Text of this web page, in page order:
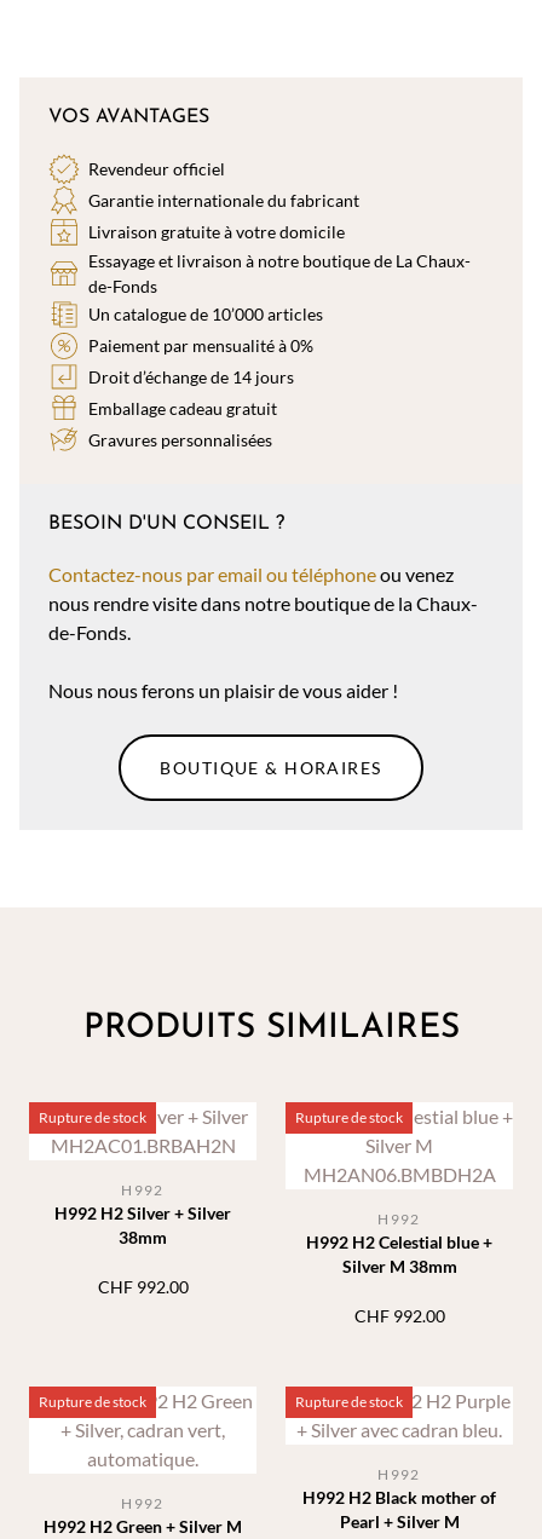
VOS AVANTAGES
Revendeur officiel
Garantie internationale du fabricant
Livraison gratuite à votre domicile
Essayage et livraison à notre boutique de La Chaux-
de-Fonds
Un catalogue de 10’000 articles
Paiement par mensualité à 0%
Droit d’échange de 14 jours
Emballage cadeau gratuit
Gravures personnalisées
BESOIN D'UN CONSEIL ?
Contactez-nous par email ou téléphoneou venez
nous rendre visite dans notre boutique de la Chaux-
de-Fonds.
Nous nous ferons un plaisir de vous aider !
BOUTIQUE & HORAIRES
PRODUITS SIMILAIRES
Rupture de stock
H992 H2 Silver + Silver
38mm
H992
CHF992.00
Rupture de stock
H992 H2 Celestial blue +
Silver M 38mm
H992
CHF992.00
Rupture de stock
H992 H2 Green + Silver M
H992
Rupture de stock
H992 H2 Black mother of
Pearl + Silver M
H992